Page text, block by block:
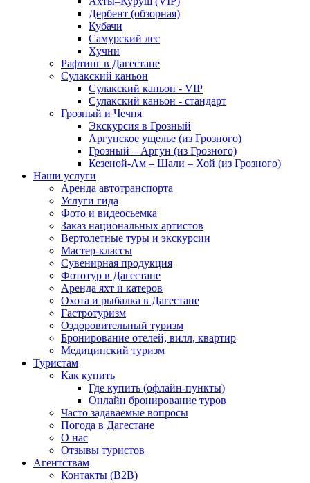
Дербент (обзорная)
Кубачи
Самурский лес
Хучни
Рафтинг в Дагестане
Сулакский каньон
Сулакский каньон - VIP
Сулакский каньон - стандарт
Грозный и Чечня
Экскурсия в Грозный
Аргунское ущелье (из Грозного)
Грозный – Аргун (из Грозного)
Кезеной-Ам – Шали – Хой (из Грозного)
Наши услуги
Аренда автотранспорта
Услуги гида
Фото и видеосьемка
Заказ национальных артистов
Вертолетные туры и экскурсии
Мастер-классы
Сувенирная продукция
Фототур в Дагестане
Аренда яхт и катеров
Охота и рыбалка в Дагестане
Гастротуризм
Оздоровительный туризм
Бронирование отелей, вилл, квартир
Медицинский туризм
Туристам
Как купить
Где купить (офлайн-пункты)
Онлайн бронирование туров
Часто задаваемые вопросы
Погода в Дагестане
О нас
Отзывы туристов
Агентствам
Контакты (B2B)